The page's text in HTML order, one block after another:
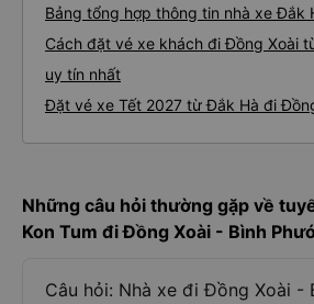
Bảng tổng hợp thông tin nhà xe Đắk
Cách đặt vé xe khách đi Đồng Xoài
uy tín nhất
Đặt vé xe Tết 2027 từ Đắk Hà đi
Những câu hỏi thường gặp về
Kon Tum đi Đồng Xoài - Bình
Câu hỏi: Nhà xe đi Đồng Xoài -